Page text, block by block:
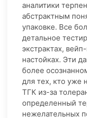
аналитики
абстрактным
упаковке. Все
детальное
экстрактах,
настойках. Эти
более
для тех, кто уже
ТГК из-за
определенный
нежелательных